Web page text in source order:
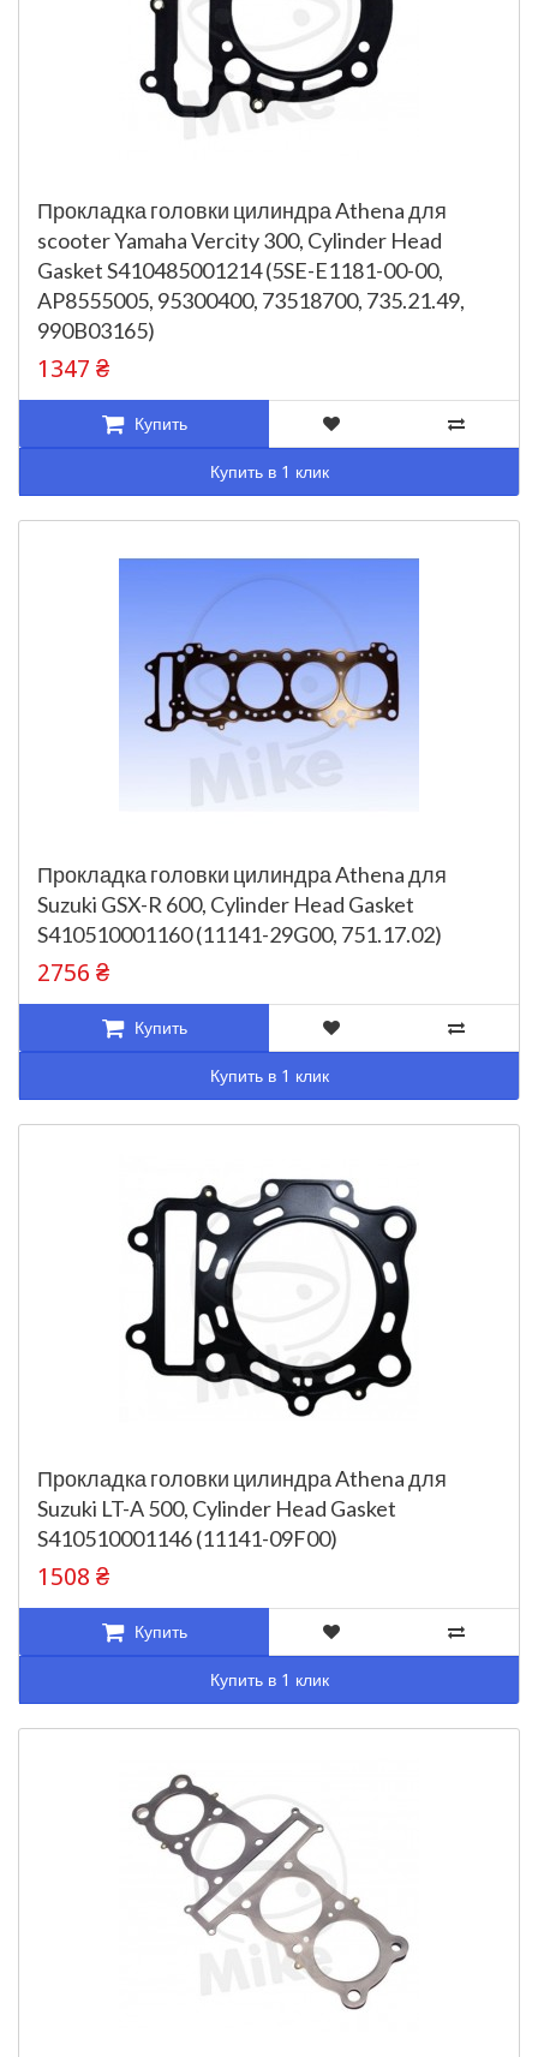
Прокладка головки цилиндра Athena для
scooter Yamaha Vercity 300, Cylinder Head
Gasket S410485001214 (5SE-E1181-00-00,
AP8555005, 95300400, 73518700, 735.21.49,
990B03165)
1347 ₴
Купить
Купить в 1 клик
Прокладка головки цилиндра Athena для
Suzuki GSX-R 600, Cylinder Head Gasket
S410510001160 (11141-29G00, 751.17.02)
2756 ₴
Купить
Купить в 1 клик
Прокладка головки цилиндра Athena для
Suzuki LT-A 500, Cylinder Head Gasket
S410510001146 (11141-09F00)
1508 ₴
Купить
Купить в 1 клик